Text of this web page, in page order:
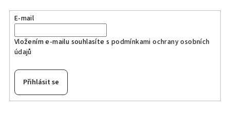
E-mail
Vložením e-mailu souhlasíte s podmínkami ochrany osobních
údajů
Přihlásit se